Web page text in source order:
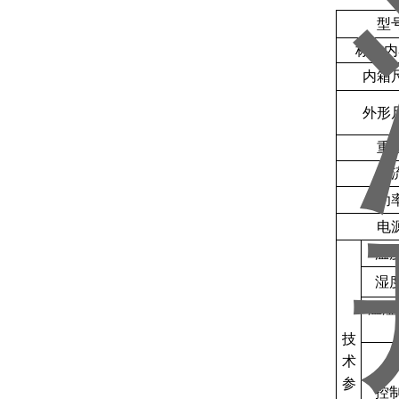
型
标准
内箱
外形
重
电
功
电
技
术
参
湿
控